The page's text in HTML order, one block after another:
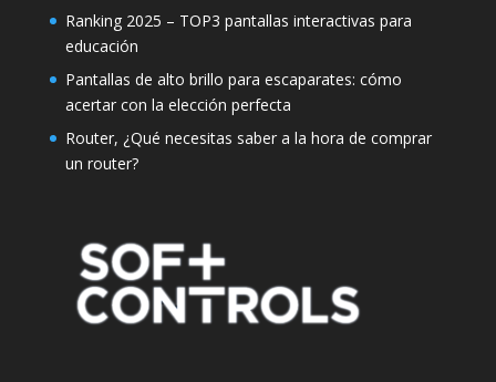
Ranking 2025 – TOP3 pantallas interactivas para
educación
Pantallas de alto brillo para escaparates: cómo
acertar con la elección perfecta
Router, ¿Qué necesitas saber a la hora de comprar
un router?